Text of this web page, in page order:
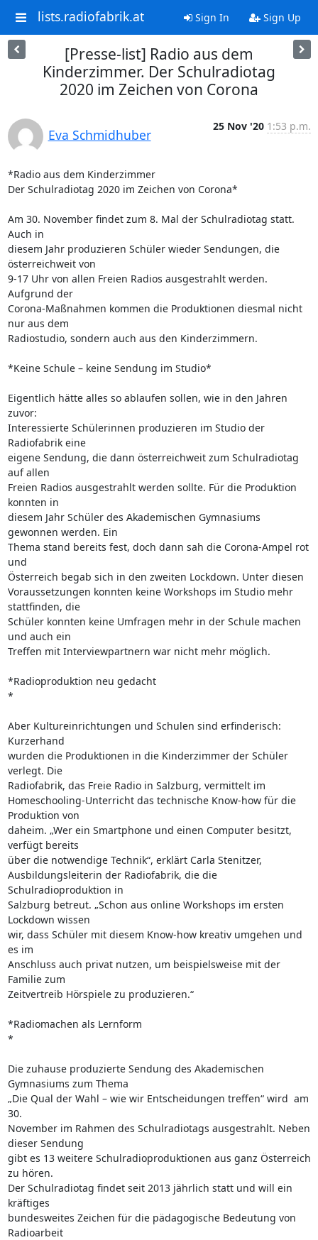
lists.radiofabrik.at Sign In Sign Up
[Presse-list] Radio aus dem
Kinderzimmer. Der Schulradiotag
2020 im Zeichen von Corona
Eva Schmidhuber
25 Nov '20 1:53 p.m.
*Radio aus dem Kinderzimmer
Der Schulradiotag 2020 im Zeichen von Corona*
Am 30. November findet zum 8. Mal der Schulradiotag statt.
Auch in
diesem Jahr produzieren Schüler wieder Sendungen, die
österreichweit von
9-17 Uhr von allen Freien Radios ausgestrahlt werden.
Aufgrund der
Corona-Maßnahmen kommen die Produktionen diesmal nicht
nur aus dem
Radiostudio, sondern auch aus den Kinderzimmern.
*Keine Schule – keine Sendung im Studio*
Eigentlich hätte alles so ablaufen sollen, wie in den Jahren
zuvor:
Interessierte Schülerinnen produzieren im Studio der
Radiofabrik eine
eigene Sendung, die dann österreichweit zum Schulradiotag
auf allen
Freien Radios ausgestrahlt werden sollte. Für die Produktion
konnten in
diesem Jahr Schüler des Akademischen Gymnasiums
gewonnen werden. Ein
Thema stand bereits fest, doch dann sah die Corona-Ampel rot
und
Österreich begab sich in den zweiten Lockdown. Unter diesen
Voraussetzungen konnten keine Workshops im Studio mehr
stattfinden, die
Schüler konnten keine Umfragen mehr in der Schule machen
und auch ein
Treffen mit Interviewpartnern war nicht mehr möglich.
*Radioproduktion neu gedacht
*
Aber Kultureinrichtungen und Schulen sind erfinderisch:
Kurzerhand
wurden die Produktionen in die Kinderzimmer der Schüler
verlegt. Die
Radiofabrik, das Freie Radio in Salzburg, vermittelt im
Homeschooling-Unterricht das technische Know-how für die
Produktion von
daheim. „Wer ein Smartphone und einen Computer besitzt,
verfügt bereits
über die notwendige Technik“, erklärt Carla Stenitzer,
Ausbildungsleiterin der Radiofabrik, die die
Schulradioproduktion in
Salzburg betreut. „Schon aus online Workshops im ersten
Lockdown wissen
wir, dass Schüler mit diesem Know-how kreativ umgehen und
es im
Anschluss auch privat nutzen, um beispielsweise mit der
Familie zum
Zeitvertreib Hörspiele zu produzieren.“
*Radiomachen als Lernform
*
Die zuhause produzierte Sendung des Akademischen
Gymnasiums zum Thema
„Die Qual der Wahl – wie wir Entscheidungen treffen“ wird  am
30.
November im Rahmen des Schulradiotags ausgestrahlt. Neben
dieser Sendung
gibt es 13 weitere Schulradioproduktionen aus ganz Österreich
zu hören.
Der Schulradiotag findet seit 2013 jährlich statt und will ein
kräftiges
bundesweites Zeichen für die pädagogische Bedeutung von
Radioarbeit